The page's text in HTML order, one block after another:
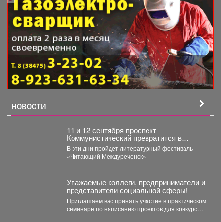
НОВОСТИ
11 и 12 сентября проспект
Коммунистический превратится в
огромную литературную сцену под
открытым небом.
В эти дни пройдет литературный фестиваль
«Читающий Междуреченск»!
Уважаемые коллеги, предприниматели и
представители социальной сферы!
Приглашаем вас принять участие в практическом
семинаре по написанию проектов для конкурсов